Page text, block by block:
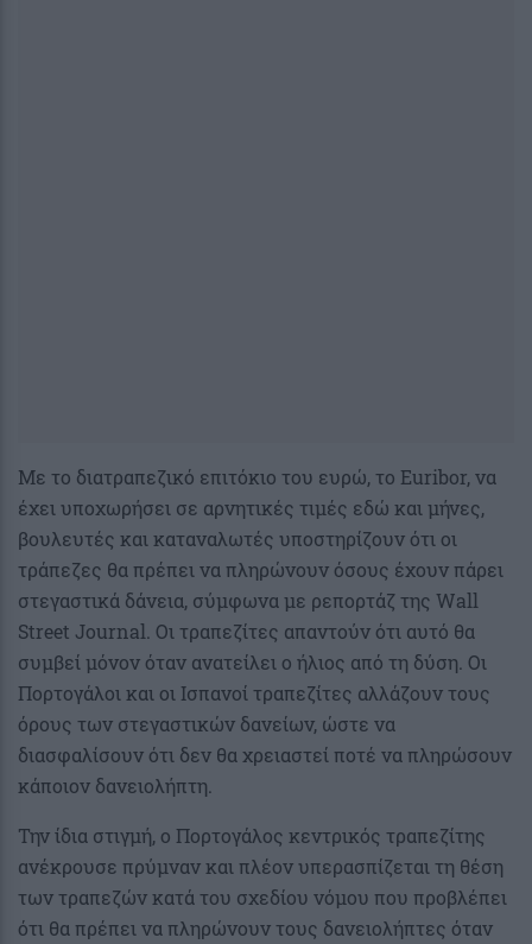
Με το διατραπεζικό επιτόκιο του ευρώ, το Euribor, να
έχει υποχωρήσει σε αρνητικές τιμές εδώ και μήνες,
βουλευτές και καταναλωτές υποστηρίζουν ότι οι
τράπεζες θα πρέπει να πληρώνουν όσους έχουν πάρει
στεγαστικά δάνεια, σύμφωνα με ρεπορτάζ της Wall
Street Journal. Οι τραπεζίτες απαντούν ότι αυτό θα
συμβεί μόνον όταν ανατείλει ο ήλιος από τη δύση. Οι
Πορτογάλοι και οι Ισπανοί τραπεζίτες αλλάζουν τους
όρους των στεγαστικών δανείων, ώστε να
διασφαλίσουν ότι δεν θα χρειαστεί ποτέ να πληρώσουν
κάποιον δανειολήπτη.
Την ίδια στιγμή, ο Πορτογάλος κεντρικός τραπεζίτης
ανέκρουσε πρύμναν και πλέον υπερασπίζεται τη θέση
των τραπεζών κατά του σχεδίου νόμου που προβλέπει
ότι θα πρέπει να πληρώνουν τους δανειολήπτες όταν